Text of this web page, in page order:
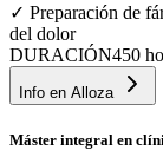
✓ Preparación de
del dolor
DURACIÓN450
Info en Alloza
Máster integral en